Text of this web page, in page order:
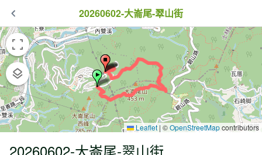
20260602-大崙尾-翠山街
Leaflet | ©OpenStreetMapcontributors
20260602-大崙尾-翠山街